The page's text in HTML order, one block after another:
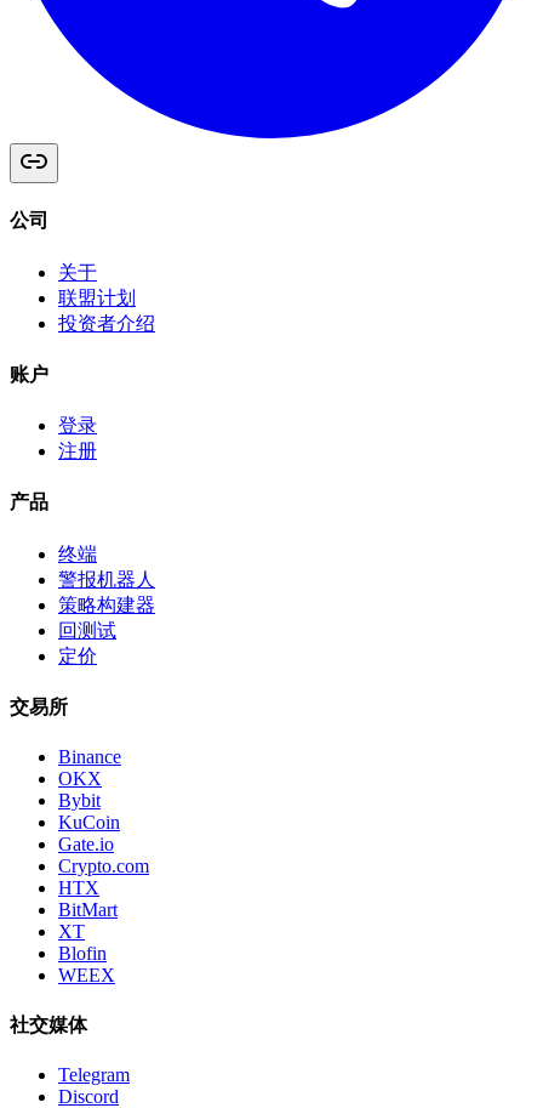
公司
关于
联盟计划
投资者介绍
账户
登录
注册
产品
终端
警报机器人
策略构建器
回测试
定价
交易所
Binance
OKX
Bybit
KuCoin
Gate.io
Crypto.com
HTX
BitMart
XT
Blofin
WEEX
社交媒体
Telegram
Discord